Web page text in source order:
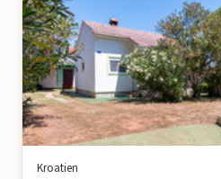
Kroatien